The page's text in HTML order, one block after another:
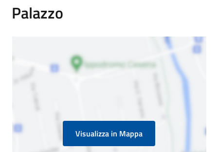
Palazzo
Visualizza in Mappa